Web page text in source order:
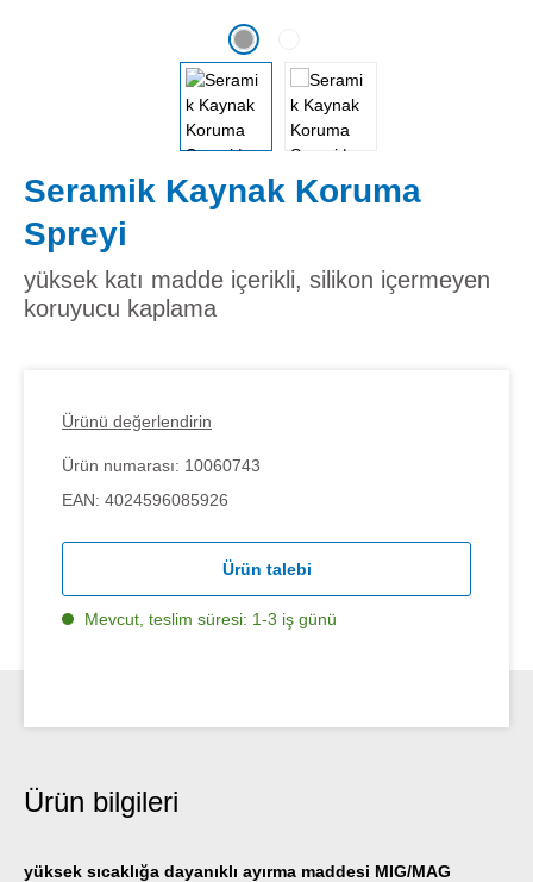
Seramik Kaynak Koruma
Spreyi
yüksek katı madde içerikli, silikon içermeyen
koruyucu kaplama
Ürünü değerlendirin
Ürün numarası: 10060743
EAN: 4024596085926
Ürün talebi
Mevcut, teslim süresi: 1-3 iş günü
Ürün bilgileri
yüksek sıcaklığa dayanıklı ayırma maddesi MIG/MAG